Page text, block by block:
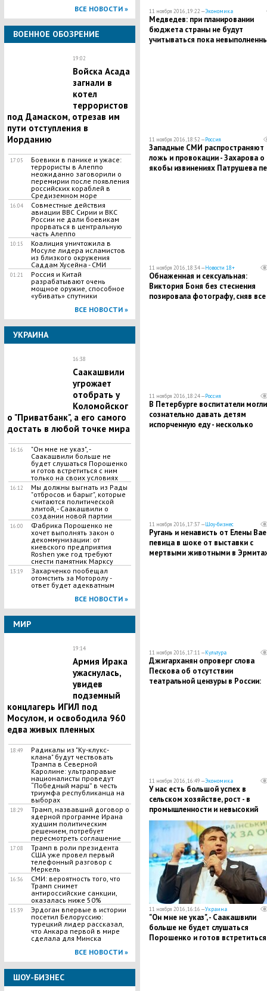
ВСЕ НОВОСТИ »
ВОЕННОЕ ОБОЗРЕНИЕ
19:02
Войска Асада
загнали в
котел
террористов
под Дамаском, отрезав им
пути отступления в
Иорданию
17:05
Боевики в панике и ужасе:
террористы в Алеппо
неожиданно заговорили о
перемирии после появления
российских кораблей в
Средиземном море
16:04
Совместные действия
авиации ВВС Сирии и ВКС
России не дали боевикам
прорваться в центральную
часть Алеппо
10:15
Коалиция уничтожила в
Мосуле лидера исламистов
из близкого окружения
Саддам Хусейна - СМИ
01:21
Россия и Китай
разрабатывают очень
мощное оружие, способное
«убивать» спутники
ВСЕ НОВОСТИ »
УКРАИНА
16:38
Саакашвили
угрожает
отобрать у
Коломойског
о "Приватбанк", а его самого
достать в любой точке мира
16:16
"Он мне не указ", -
Саакашвили больше не
будет слушаться Порошенко
и готов встретиться с ним
только на своих условиях
16:12
Мы должны выгнать из Рады
"отбросов и барыг", которые
считаются политической
элитой, - Саакашвили о
создании новой партии
16:00
Фабрика Порошенко не
хочет выполнять закон о
декоммунизации: от
киевского предприятия
Roshen уже год требуют
снести памятник Марксу
13:19
Захарченко пообещал
отомстить за Моторолу -
ответ будет адекватным
ВСЕ НОВОСТИ »
МИР
19:14
Армия Ирака
ужаснулась,
увидев
подземный
концлагерь ИГИЛ под
Мосулом, и освободила 960
едва живых пленных
18:49
Радикалы из "Ку-клукс-
клана" будут чествовать
Трампа в Северной
Каролине: ультраправые
националисты проведут
“Победный марш” в честь
триумфа республиканца на
выборах
18:29
Трамп, назвавший договор о
ядерной программе Ирана
худшим политическим
решением, потребует
пересмотреть соглашение
17:08
Трамп в роли президента
США уже провел первый
телефонный разговор с
Меркель
16:36
СМИ: вероятность того, что
Трамп снимет
антироссийские санкции,
оказалась ниже 50%
15:39
Эрдоган впервые в истории
посетил Белоруссию:
турецкий лидер рассказал,
что Анкара первой в мире
сделала для Минска
ВСЕ НОВОСТИ »
ШОУ-БИЗНЕС
11 ноября 2016, 19:22 —Экономика
Медведев: при планировании
бюджета страны не будут
учитываться пока
11 ноября 2016, 18:52 —Россия
Западные СМИ распространяют
ложь и провокации - Захарова о
якобы извинениях Патрушева
11 ноября 2016, 18:34 —Новости 18+
Обнаженная и сексуальная:
Виктория Боня без стеснения
позировала фотографу, сняв все
11 ноября 2016, 18:24 —Россия
В Петербурге воспитатели могли
сознательно давать детям
испорченную еду - несколько
11 ноября 2016, 17:37 —Шоу-бизнес
Ругань и ненависть от Елены
певица в шоке от выставки с
мертвыми животными в
11 ноября 2016, 17:11 —Культура
Джигарханян опроверг слова
Пескова об отсутствии
театральной цензуры в России:
11 ноября 2016, 16:49 —Экономика
У нас есть большой успех в
сельском хозяйстве, рост - в
промышленности и невысокий
уровень безработицы - Путин
11 ноября 2016, 16:16 —Украина
"Он мне не указ", - Саакашвили
больше не будет слушаться
Порошенко и готов встретиться